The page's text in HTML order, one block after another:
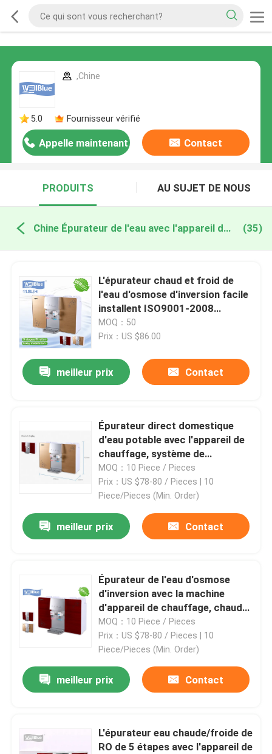
,Chine
5.0 Fournisseur vérifié
Appelle maintenant Contact
PRODUITS AU SUJET DE NOUS
Chine Épurateur de l'eau avec l'appareil de chauffage (35)
L'épurateur chaud et froid de
l'eau d'osmose d'inversion facile
installent ISO9001-2008
diplômée
MOQ：50
Prix：US $86.00
meilleur prix Contact
Épurateur direct domestique
d'eau potable avec l'appareil de
chauffage, système de
purification d'eau de RO
MOQ：10 Piece / Pieces
Prix：US $78-80 / Pieces | 10
Piece/Pieces (Min. Order)
meilleur prix Contact
Épurateur de l'eau d'osmose
d'inversion avec la machine
d'appareil de chauffage, chaude
et chaude d'eau de filtre
MOQ：10 Piece / Pieces
Prix：US $78-80 / Pieces | 10
Piece/Pieces (Min. Order)
meilleur prix Contact
L'épurateur eau chaude/froide de
RO de 5 étapes avec l'appareil de